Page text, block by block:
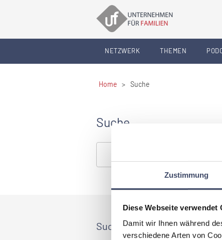
Zustimmung
Diese Webseite verwendet
Damit wir Ihnen während
verschiedene Arten von
NETZWERK THEMEN
Home > Suche
Suche
Suchbegriff / Best Practices